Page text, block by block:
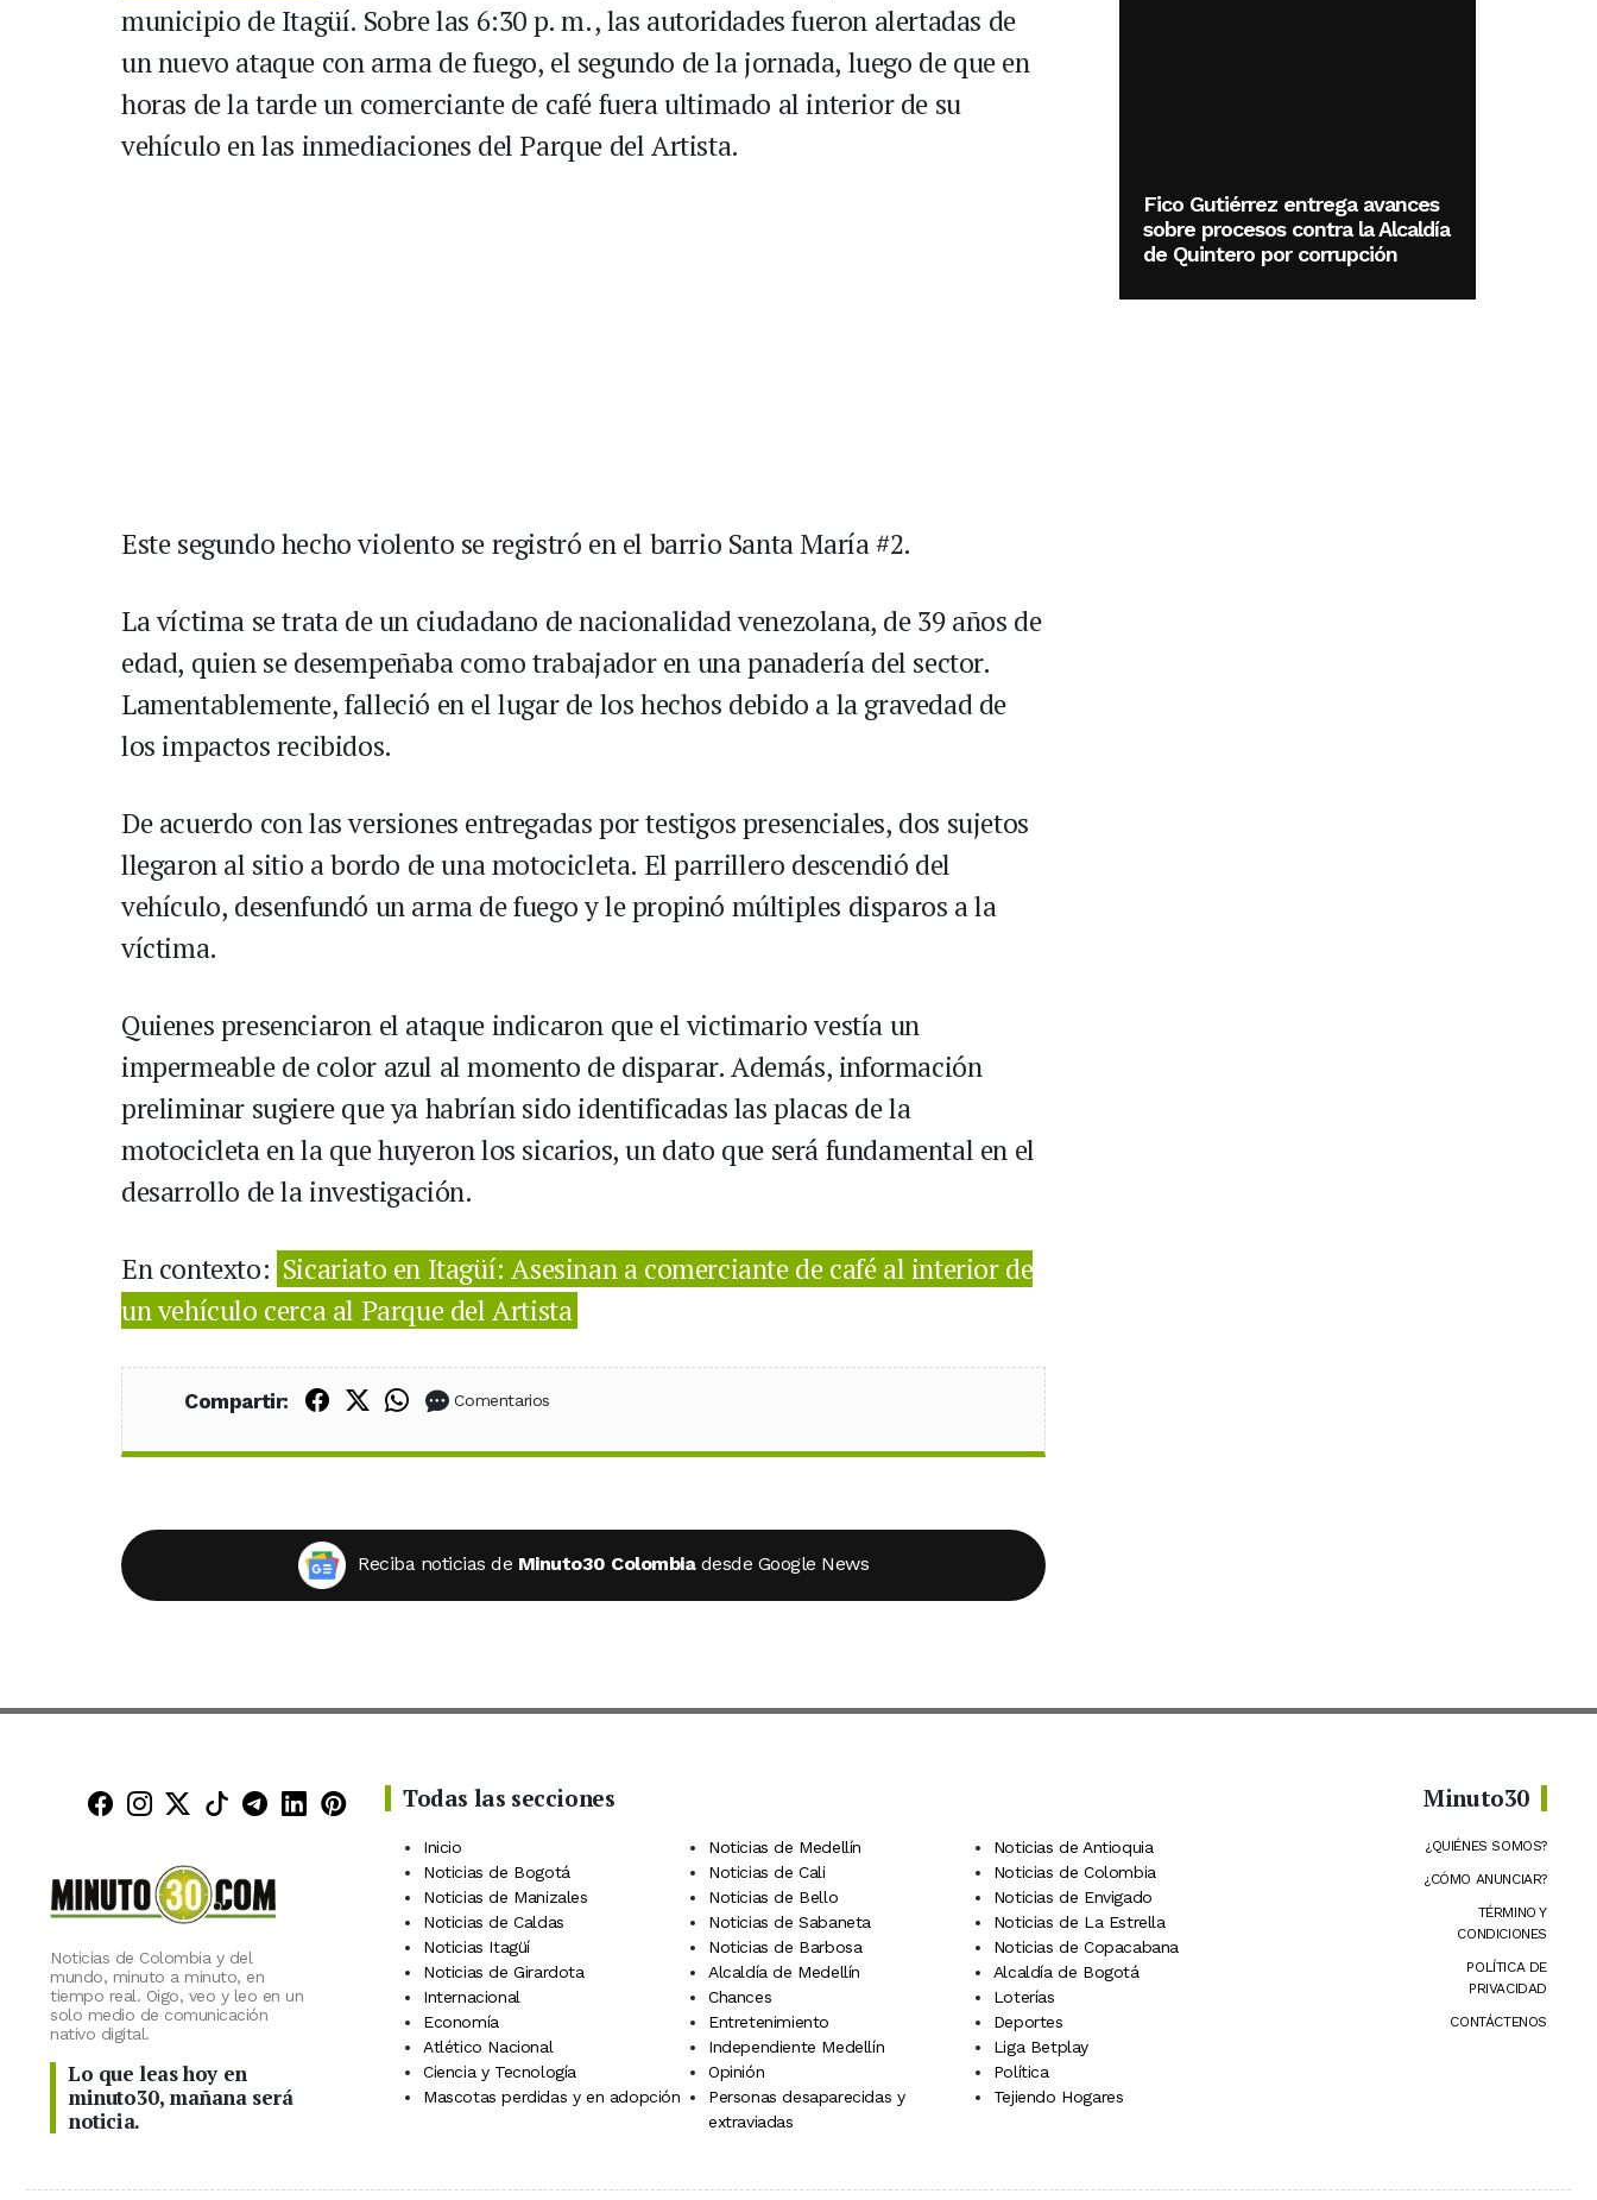
municipio de Itagüí. Sobre las 6:30 p. m., las autoridades fueron alertadas de
un nuevo ataque con arma de fuego, el segundo de la jornada, luego de que en
horas de la tarde un comerciante de café fuera ultimado al interior de su
vehículo en las inmediaciones del Parque del Artista.
Este segundo hecho violento se registró en el barrio Santa María #2.
La víctima se trata de un ciudadano de nacionalidad venezolana, de 39 años de
edad, quien se desempeñaba como trabajador en una panadería del sector.
Lamentablemente, falleció en el lugar de los hechos debido a la gravedad de
los impactos recibidos.
De acuerdo con las versiones entregadas por testigos presenciales, dos sujetos
llegaron al sitio a bordo de una motocicleta. El parrillero descendió del
vehículo, desenfundó un arma de fuego y le propinó múltiples disparos a la
víctima.
Quienes presenciaron el ataque indicaron que el victimario vestía un
impermeable de color azul al momento de disparar. Además, información
preliminar sugiere que ya habrían sido identificadas las placas de la
motocicleta en la que huyeron los sicarios, un dato que será fundamental en el
desarrollo de la investigación.
En contexto: Sicariato en Itagüí: Asesinan a comerciante de café al interior de
un vehículo cerca al Parque del Artista
Compartir: Compartir en Facebook
Compartir en X (Twitter)
Compartir en WhatsApp
Comentarios
Reciba noticias de Minuto30 Colombia desde Google News
Fico Gutiérrez entrega avances
sobre procesos contra la Alcaldía
de Quintero por corrupción
Minuto30 en Facebook
Minuto30 en Instagram
Minuto30 en X (Twitter)
Minuto30 en TikTok
Canal de Minuto30 en Telegram
Minuto30 en LinkedIn
Minuto30 en Pinterest
Noticias de Colombia y del
mundo, minuto a minuto, en
tiempo real. Oigo, veo y leo en un
solo medio de comunicación
nativo digital.
Lo que leas hoy en
minuto30, mañana será
noticia.
Todas las secciones
Inicio Noticias de Medellín
Noticias de Antioquia
Noticias de Bogotá
Noticias de Cali
Noticias de Colombia
Noticias de Manizales
Noticias de Bello
Noticias de Envigado
Noticias de Caldas
Noticias de Sabaneta
Noticias de La Estrella
Noticias Itagüí
Noticias de Barbosa
Noticias de Copacabana
Noticias de Girardota
Alcaldía de Medellín
Alcaldía de Bogotá
Internacional
Chances
Loterías
Economía
Entretenimiento
Deportes
Atlético Nacional
Independiente Medellín
Liga Betplay
Ciencia y Tecnología
Opinión
Política
Mascotas perdidas y en adopción
Personas desaparecidas y
extraviadas
Tejiendo Hogares
Minuto30
¿QUIÉNES SOMOS?
¿CÓMO ANUNCIAR?
TÉRMINO Y
CONDICIONES
POLÍTICA DE
PRIVACIDAD
CONTÁCTENOS